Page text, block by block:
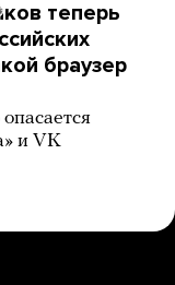
теперь
браузер
и VK